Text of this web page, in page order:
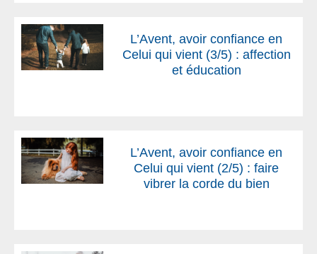
L’Avent, avoir confiance en
Celui qui vient (3/5) : affection
et éducation
L’Avent, avoir confiance en
Celui qui vient (2/5) : faire
vibrer la corde du bien